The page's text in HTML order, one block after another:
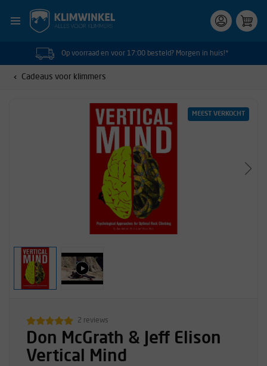
Op voorraad en voor 17:00 besteld? Morgen in huis!*
Cadeaus voor klimmers
MEEST VERKOCHT
2 reviews
Don McGrath & Jeff Elison
Vertical Mind